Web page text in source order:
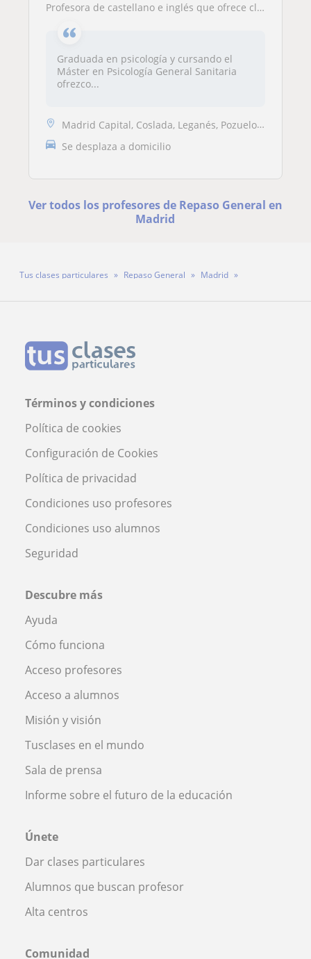
Profesora de castellano e inglés que ofrece clases particulares de refuerzo a niños de todas las edades
Graduada en psicología y cursando el
Máster en Psicología General Sanitaria
ofrezco...
Madrid Capital, Coslada, Leganés, Pozuelo de Alarcón
Se desplaza a domicilio
Ver todos los profesores de Repaso General en
Madrid
Tus clases particulares Repaso General
Madrid
Términos y condiciones
Política de cookies
Configuración de Cookies
Política de privacidad
Condiciones uso profesores
Condiciones uso alumnos
Seguridad
Descubre más
Ayuda
Cómo funciona
Acceso profesores
Acceso a alumnos
Misión y visión
Tusclases en el mundo
Sala de prensa
Informe sobre el futuro de la educación
Únete
Dar clases particulares
Alumnos que buscan profesor
Alta centros
Comunidad